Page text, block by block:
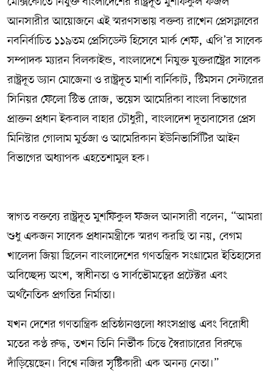
আনসারীর আয়োজনে এই স্মরণসভায় বক্তব্য রাখেন প্রেসক্লাবের
নবনির্বাচিত ১১৯তম প্রেসিডেন্ট হিসেবে মার্ক শেফ, এপি’র সাবেক
সম্পাদক ম‍্যারন বিলকাইন্ড, বাংলাদেশে নিযুক্ত যুক্তরাষ্ট্রের সাবেক
রাষ্ট্রদূত ড‍্যান মোজেনা ও রাষ্ট্রদূত মার্শা বার্নিকাট, স্টিমসন সেন্টারের
সিনিয়র ফেলো স্টিভ রোজ, ভয়েস আমেরিকা বাংলা বিভাগের
প্রাক্তন প্রধান ইকবাল বাহার চৌধুরী, বাংলাদেশ দূতাবাসের প্রেস
মিনিস্টার গোলাম মুর্তজা ও আমেরিকান ইউনিভার্সিটির আইন
বিভাগের অধ্যাপক এহতেশামুল হক।
স্বাগত বক্তব্যে রাষ্ট্রদূত মুশফিকুল ফজল আনসারী বলেন, “আমরা
শুধু একজন সাবেক প্রধানমন্ত্রীকে স্মরণ করছি তা নয়, বেগম
খালেদা জিয়া ছিলেন বাংলাদেশের গণতন্ত্রিক সংগ্রামের ইতিহাসের
অবিচ্ছেদ্য অংশ, স্বাধীনতা ও সার্বভৌমত্বের প্রটেক্টর এবং
অর্থনৈতিক প্রগতির নির্মাতা।
যখন দেশের গণতান্ত্রিক প্রতিষ্ঠানগুলো ধ্বংসপ্রাপ্ত এবং বিরোধী
মতের কণ্ঠ রুদ্ধ, তখন তিনি নির্ভীক চিত্তে স্বৈরাচারের বিরুদ্ধে
দাঁড়িয়েছেন। বিশ্বে নজির সৃষ্টিকারী এক অনন্য নেতা।”